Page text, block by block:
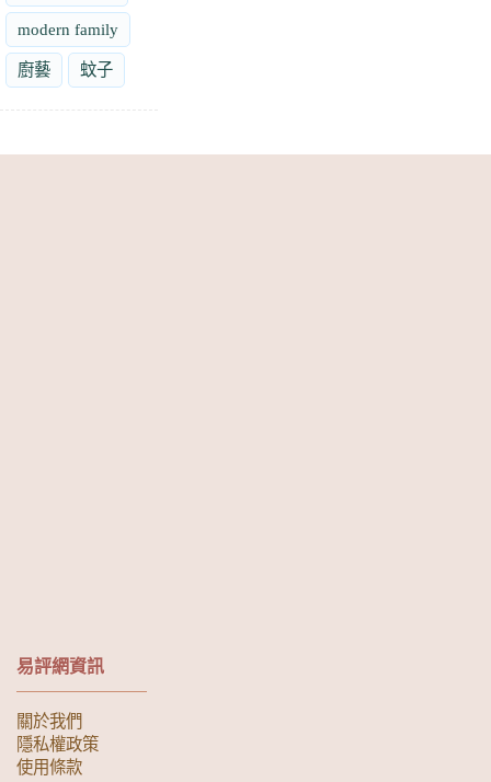
modern family
廚藝 蚊子
易評網資訊
關於我們
隱私權政策
使用條款